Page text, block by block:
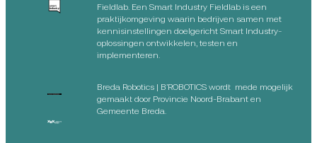
Fieldlab. Een Smart Industry Fieldlab is een
praktijkomgeving waarin bedrijven samen met
kennisinstellingen doelgericht Smart Industry-
oplossingen ontwikkelen, testen en
implementeren.
Breda Robotics | B’ROBOTICS wordt mede mogelijk
gemaakt door Provincie Noord-Brabant en
Gemeente Breda.